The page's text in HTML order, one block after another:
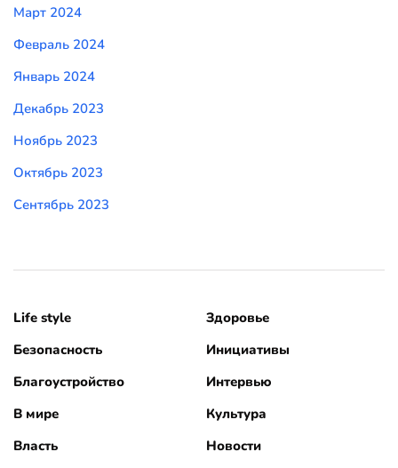
Март 2024
Февраль 2024
Январь 2024
Декабрь 2023
Ноябрь 2023
Октябрь 2023
Сентябрь 2023
Life style
Безопасность
Благоустройство
В мире
Власть
Здоровье
Инициативы
Интервью
Культура
Новости